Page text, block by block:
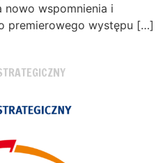
wspomnienia i
premierowego występu […]